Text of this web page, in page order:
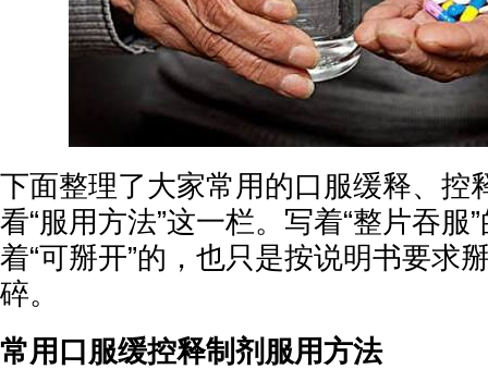
下面整理了大家常用的口服缓释、控
看“服用方法”这一栏。写着“整片吞服
着“可掰开”的，也只是按说明书要求
碎。
常用口服缓控释制剂服用方法